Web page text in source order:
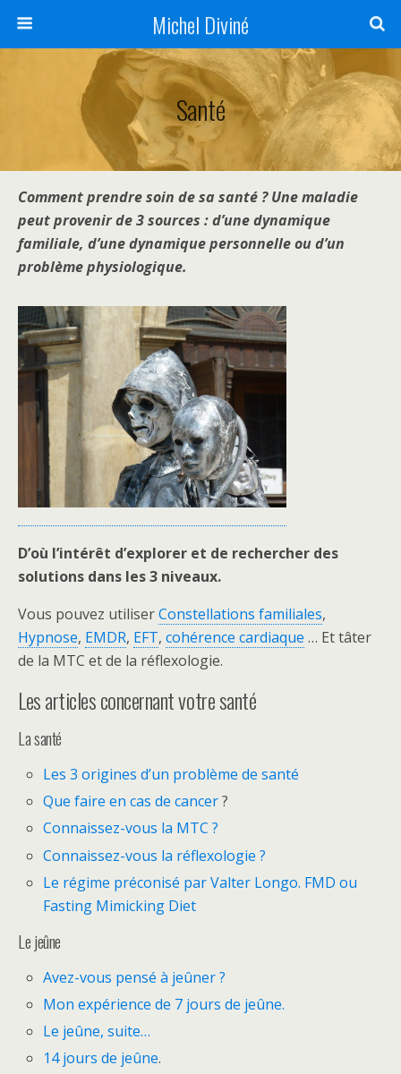
Michel Diviné
Santé
Comment prendre soin de sa santé ? Une maladie
peut provenir de 3 sources : d’une dynamique
familiale, d’une dynamique personnelle ou d’un
problème physiologique.
D’où l’intérêt d’explorer et de rechercher des
solutions dans les 3 niveaux.
Vous pouvez utiliserConstellations familiales,
Hypnose, EMDR, EFT, cohérence cardiaque … Et tâter
de la MTC et de la réflexologie.
Les articles concernant votre santé
La santé
Les 3 origines d’un problème de santé
Que faire en cas de cancer?
Connaissez-vous la MTC ?
Connaissez-vous la réflexologie ?
Le régime préconisé par Valter Longo. FMD ou
Fasting Mimicking Diet
Le jeûne
Avez-vous pensé à jeûner ?
Mon expérience de 7 jours de jeûne.
Le jeûne, suite…
14 jours de jeûne.